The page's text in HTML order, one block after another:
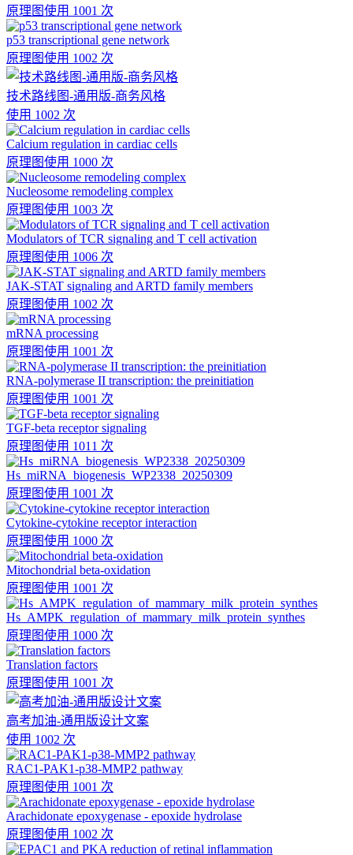
原理图使用 1001 次
p53 transcriptional gene network
原理图使用 1002 次
技术路线图-通用版-商务风格
使用 1002 次
Calcium regulation in cardiac cells
原理图使用 1000 次
Nucleosome remodeling complex
原理图使用 1003 次
Modulators of TCR signaling and T cell activation
原理图使用 1006 次
JAK-STAT signaling and ARTD family members
原理图使用 1002 次
mRNA processing
原理图使用 1001 次
RNA-polymerase II transcription: the preinitiation
原理图使用 1001 次
TGF-beta receptor signaling
原理图使用 1011 次
Hs_miRNA_biogenesis_WP2338_20250309
原理图使用 1001 次
Cytokine-cytokine receptor interaction
原理图使用 1000 次
Mitochondrial beta-oxidation
原理图使用 1001 次
Hs_AMPK_regulation_of_mammary_milk_protein_synthes
原理图使用 1000 次
Translation factors
原理图使用 1001 次
高考加油-通用版设计文案
使用 1002 次
RAC1-PAK1-p38-MMP2 pathway
原理图使用 1001 次
Arachidonate epoxygenase - epoxide hydrolase
原理图使用 1002 次